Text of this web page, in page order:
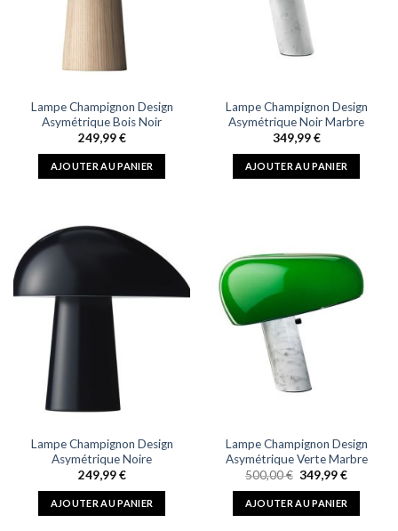
Lampe Champignon Design
Asymétrique Bois Noir
249,99€
AJOUTER AU PANIER
Lampe Champignon Design
Asymétrique Noir Marbre
349,99€
AJOUTER AU PANIER
Lampe Champignon Design
Asymétrique Noire
249,99€
AJOUTER AU PANIER
Lampe Champignon Design
Asymétrique Verte Marbre
500,00€ Le
initial
était :
500,00 €.
349,99€Le
est :
349,99 €.
AJOUTER AU PANIER